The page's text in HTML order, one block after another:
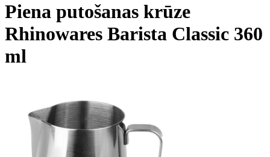
Piena putošanas krūze
Rhinowares Barista Classic 360
ml